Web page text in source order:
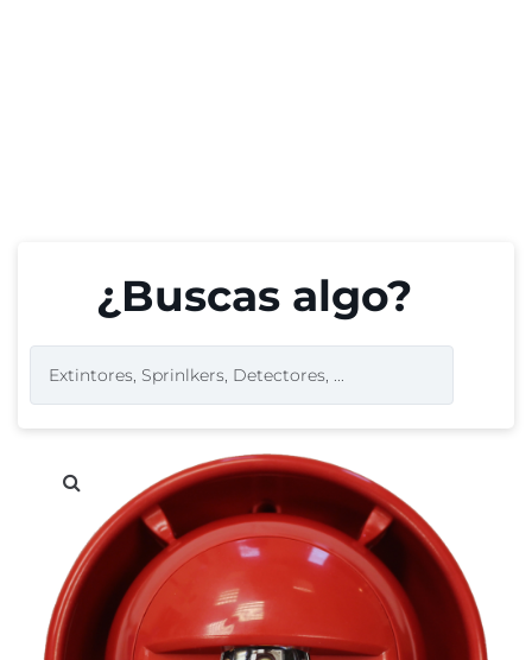
¿Buscas algo?